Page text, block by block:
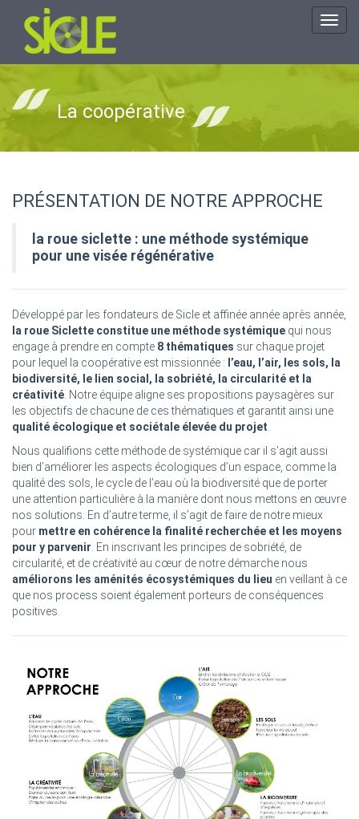
La coopérative
PRÉSENTATION DE NOTRE APPROCHE
la roue siclette : une méthode systémique
pour une visée régénérative
Développé par les fondateurs de Sicle et affinée année après année,
la roue Siclette constitue une méthode systémique qui nous
engage à prendre en compte 8 thématiques sur chaque projet
pour lequel la coopérative est missionnée : l’eau, l’air, les sols, la
biodiversité, le lien social, la sobriété, la circularité et la
créativité . Notre équipe aligne ses propositions paysagères sur
les objectifs de chacune de ces thématiques et garantit ainsi une
qualité écologique et sociétale élevée du projet
Nous qualifions cette méthode de systémique car il s’agit aussi
bien d’améliorer les aspects écologiques d’un espace, comme la
qualité des sols, le cycle de l’eau où la biodiversité que de porter
une attention particulière à la manière dont nous mettons en œuvre
nos solutions. En d’autre terme, il s’agit de faire de notre mieux
pour mettre en cohérence la finalité recherchée et les moyens
pour y parvenir . En inscrivant les principes de sobriété, de
circularité, et de créativité au cœur de notre démarche nous
améliorons les aménités écosystémiques du lieu en veillant à ce
que nos process soient également porteurs de conséquences
positives.